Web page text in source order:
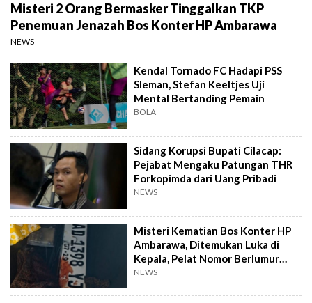
Misteri 2 Orang Bermasker Tinggalkan TKP
Penemuan Jenazah Bos Konter HP Ambarawa
NEWS
Kendal Tornado FC Hadapi PSS
Sleman, Stefan Keeltjes Uji
Mental Bertanding Pemain
BOLA
Sidang Korupsi Bupati Cilacap:
Pejabat Mengaku Patungan THR
Forkopimda dari Uang Pribadi
NEWS
Misteri Kematian Bos Konter HP
Ambarawa, Ditemukan Luka di
Kepala, Pelat Nomor Berlumur
Darah
NEWS